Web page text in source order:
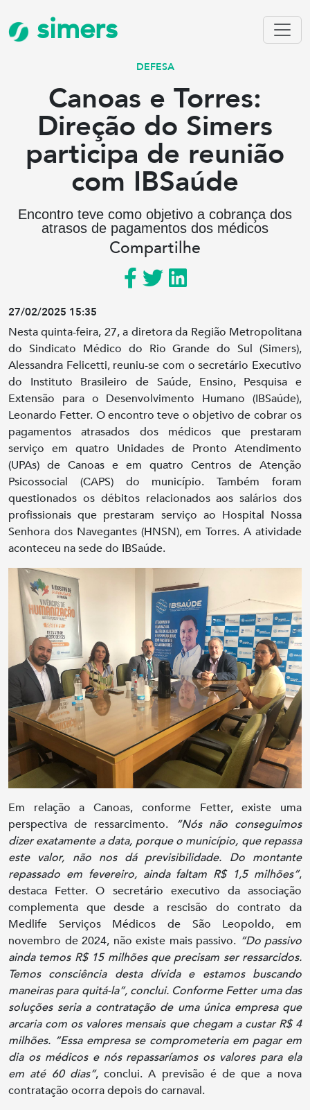
simers
DEFESA
Canoas e Torres:
Direção do Simers
participa de reunião
com IBSaúde
Encontro teve como objetivo a cobrança dos
atrasos de pagamentos dos médicos
Compartilhe
27/02/2025 15:35
Nesta quinta-feira, 27, a diretora da Região Metropolitana
do Sindicato Médico do Rio Grande do Sul (Simers),
Alessandra Felicetti, reuniu-se com o secretário Executivo
do Instituto Brasileiro de Saúde, Ensino, Pesquisa e
Extensão para o Desenvolvimento Humano (IBSaúde),
Leonardo Fetter. O encontro teve o objetivo de cobrar os
pagamentos atrasados dos médicos que prestaram
serviço em quatro Unidades de Pronto Atendimento
(UPAs) de Canoas e em quatro Centros de Atenção
Psicossocial (CAPS) do município. Também foram
questionados os débitos relacionados aos salários dos
profissionais que prestaram serviço ao Hospital Nossa
Senhora dos Navegantes (HNSN), em Torres. A atividade
aconteceu na sede do IBSaúde.
Em relação a Canoas, conforme Fetter, existe uma
perspectiva de ressarcimento.
“Nós não conseguimos
dizer exatamente a data, porque o município, que repassa
este valor, não nos dá previsibilidade. Do montante
repassado em fevereiro, ainda faltam R$ 1,5 milhões”,
destaca Fetter. O secretário executivo da associação
complementa que desde a rescisão do contrato da
Medlife Serviços Médicos de São Leopoldo, em
novembro de 2024, não existe mais passivo. “Do passivo
ainda temos R$ 15 milhões que precisam ser ressarcidos.
Temos consciência desta dívida e estamos buscando
maneiras para quitá-la”, conclui. Conforme Fetter uma das
soluções seria a contratação de uma única empresa que
arcaria com os valores mensais que chegam a custar R$ 4
milhões. “Essa empresa se comprometeria em pagar em
dia os médicos e nós repassaríamos os valores para ela
em até 60 dias”, conclui. A previsão é de que a nova
contratação ocorra depois do carnaval.